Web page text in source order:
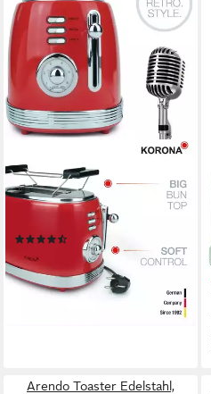
Toaster Retro
Doppelschlitztoaster 21668,
für 2 Scheiben, 850 W
(14)
22,22 €
lieferbar - in 2-3 Werktagen bei dir
Arendo Toaster Edelstahl,